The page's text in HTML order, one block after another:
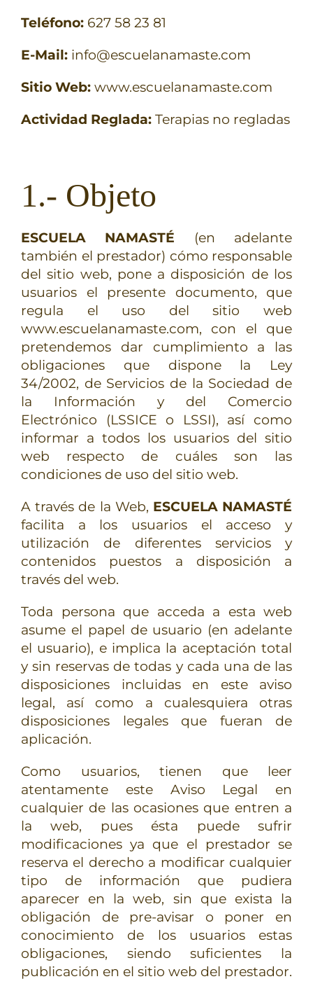
Teléfono: 627 58 23 81
E-Mail: info@escuelanamaste.com
Sitio Web: www.escuelanamaste.com
Actividad Reglada: Terapias no regladas
1.- Objeto
ESCUELA NAMASTÉ (en adelante
también el prestador) cómo responsable
del sitio web, pone a disposición de los
usuarios el presente documento, que
regula el uso del sitio web
www.escuelanamaste.com, con el que
pretendemos dar cumplimiento a las
obligaciones que dispone la Ley
34/2002, de Servicios de la Sociedad de
la Información y del Comercio
Electrónico (LSSICE o LSSI), así como
informar a todos los usuarios del sitio
web respecto de cuáles son las
condiciones de uso del sitio web.
A través de la Web, ESCUELA NAMASTÉ
facilita a los usuarios el acceso y
utilización de diferentes servicios y
contenidos puestos a disposición a
través del web.
Toda persona que acceda a esta web
asume el papel de usuario (en adelante
el usuario), e implica la aceptación total
y sin reservas de todas y cada una de las
disposiciones incluidas en este aviso
legal, así como a cualesquiera otras
disposiciones legales que fueran de
aplicación.
Como usuarios, tienen que leer
atentamente este Aviso Legal en
cualquier de las ocasiones que entren a
la web, pues ésta puede sufrir
modificaciones ya que el prestador se
reserva el derecho a modificar cualquier
tipo de información que pudiera
aparecer en la web, sin que exista la
obligación de pre-avisar o poner en
conocimiento de los usuarios estas
obligaciones, siendo suficientes la
publicación en el sitio web del prestador.